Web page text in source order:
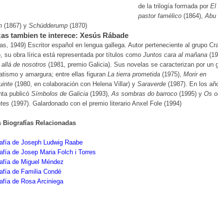
de la trilogía formada por El
pastor famélico (1864),Abu
(1867) y Schüdderump (1870)
tambien te interece: Xesús Rábade
1949) Escritor español en lengua gallega. Autor perteneciente al grupo
su obra lírica está representada por títulos como Juntos cara al mañana
de nosotros (1981, premio Galicia). Sus novelas se caracterizan por un
y amargura; entre ellas figuran La tierra prometida (1975), Morir en
(1980, en colaboración con Helena Villar) y Saraverde (1987). En los
publicó Símbolos de Galicia (1993),As sombras do barroco (1995) y Os
(1997). Galardonado con el premio literario Anxel Fole (1994)
Biografías Relacionadas
de Joseph Ludwig Raabe
de Josep Maria Folch i Torres
de Miguel Méndez
de Familia Condé
de Rosa Arciniega